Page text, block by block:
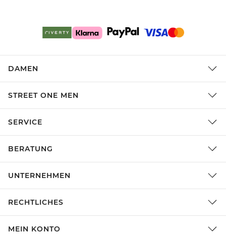
DAMEN
STREET ONE MEN
SERVICE
BERATUNG
UNTERNEHMEN
RECHTLICHES
MEIN KONTO